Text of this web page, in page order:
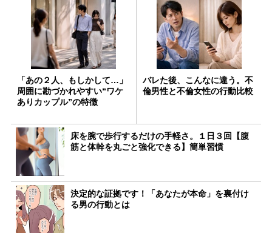
「あの２人、もしかして…」
周囲に勘づかれやすい“ワケ
ありカップル”の特徴
バレた後、こんなに違う。不
倫男性と不倫女性の行動比較
床を腕で歩行するだけの手軽さ。１日３回【腹
筋と体幹を丸ごと強化できる】簡単習慣
決定的な証拠です！「あなたが本命」を裏付け
る男の行動とは